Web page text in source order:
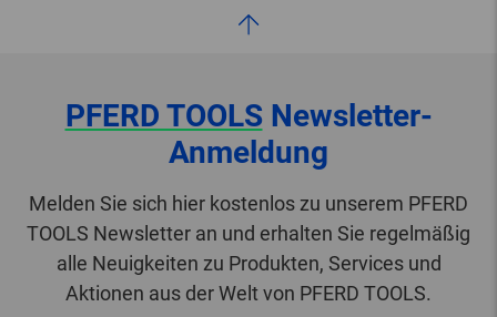
PFERD TOOLSNewsletter-
Anmeldung
Melden Sie sich hier kostenlos zu unserem PFERD
TOOLS Newsletter an und erhalten Sie regelmäßig
alle Neuigkeiten zu Produkten, Services und
Aktionen aus der Welt von PFERD TOOLS.